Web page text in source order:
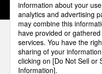
パナソニックの電